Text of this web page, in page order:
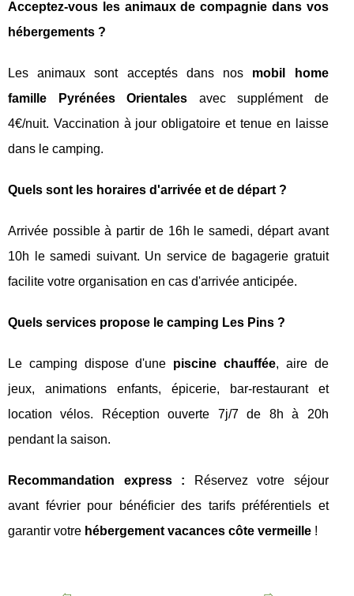
Acceptez-vous les animaux de compagnie dans vos
hébergements ?
Les animaux sont acceptés dans nos mobil home
famille Pyrénées Orientales avec supplément de
4€/nuit. Vaccination à jour obligatoire et tenue en laisse
dans le camping.
Quels sont les horaires d'arrivée et de départ ?
Arrivée possible à partir de 16h le samedi, départ avant
10h le samedi suivant. Un service de bagagerie gratuit
facilite votre organisation en cas d'arrivée anticipée.
Quels services propose le camping Les Pins ?
Le camping dispose d'une piscine chauffée, aire de
jeux, animations enfants, épicerie, bar-restaurant et
location vélos. Réception ouverte 7j/7 de 8h à 20h
pendant la saison.
Recommandation express : Réservez votre séjour
avant février pour bénéficier des tarifs préférentiels et
garantir votre hébergement vacances côte vermeille !